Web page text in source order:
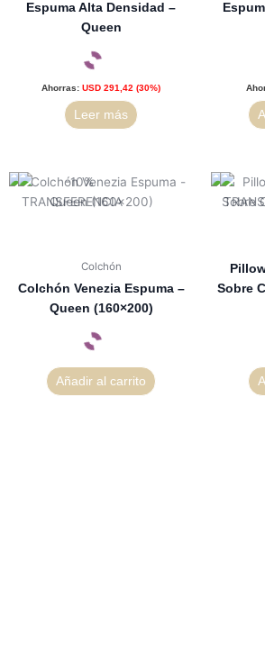
Espuma Alta Densidad –
Queen
Ahorras: USD 291,42 (30%)
Leer más
Colchón
Colchón Venezia Espuma –
Queen (160×200)
Añadir al carrito
Sobre